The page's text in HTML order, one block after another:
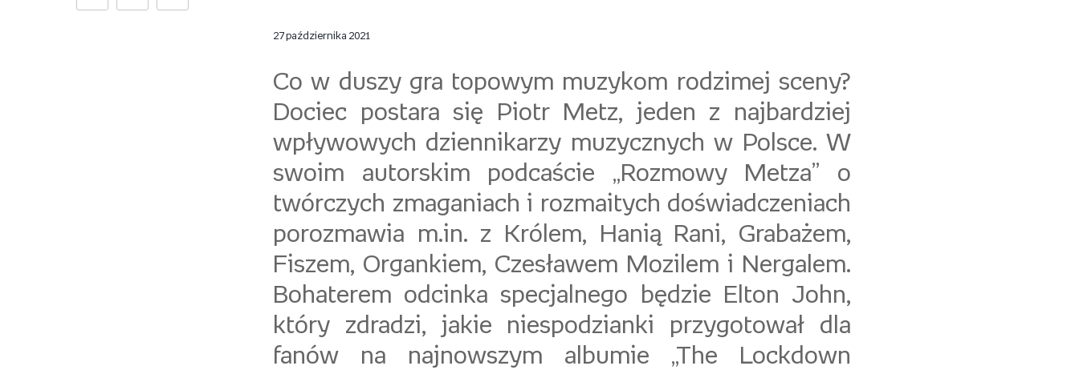
27 października 2021
Co w duszy gra topowym muzykom rodzimej sceny?
Dociec postara się Piotr Metz, jeden z najbardziej
wpływowych dziennikarzy muzycznych w Polsce. W
swoim autorskim podcaście „Rozmowy Metza” o
twórczych zmaganiach i rozmaitych doświadczeniach
porozmawia m.in. z Królem, Hanią Rani, Grabażem,
Fiszem, Organkiem, Czesławem Mozilem i Nergalem.
Bohaterem odcinka specjalnego będzie Elton John,
który zdradzi, jakie niespodzianki przygotował dla
fanów na najnowszym albumie „The Lockdown